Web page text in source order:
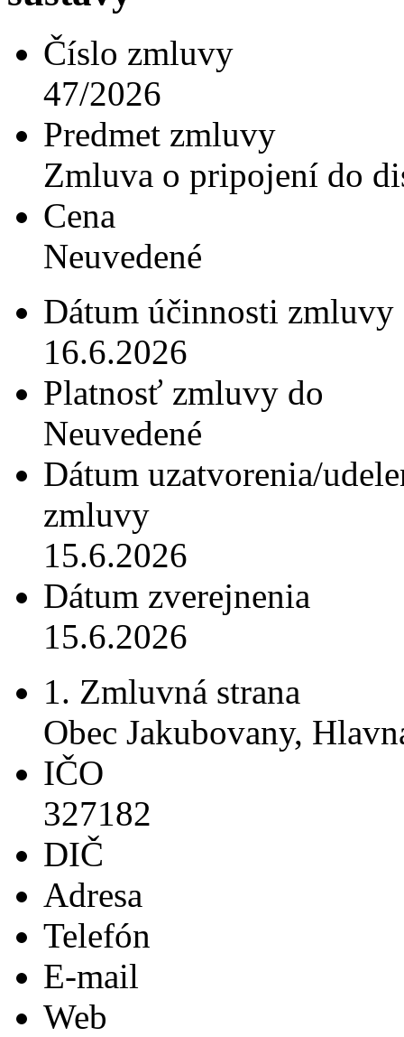
Číslo zmluvy
47/2026
Predmet zmluvy
Zmluva o pripojení do
Cena
Neuvedené
Dátum účinnosti zmluvy
16.6.2026
Platnosť zmluvy do
Neuvedené
Dátum uzatvorenia/
zmluvy
15.6.2026
Dátum zverejnenia
15.6.2026
1. Zmluvná strana
Obec Jakubovany,
IČO
327182
DIČ
Adresa
Telefón
E-mail
Web